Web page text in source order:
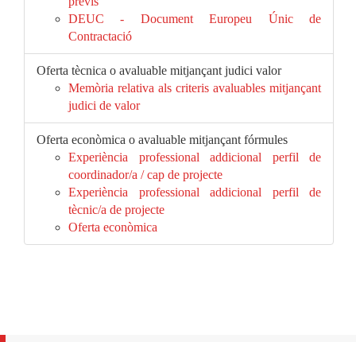
DEUC - Document Europeu Únic de
Contractació
Oferta tècnica o avaluable mitjançant judici valor
Memòria relativa als criteris avaluables mitjançant
judici de valor
Oferta econòmica o avaluable mitjançant fórmules
Experiència professional addicional perfil de
coordinador/a / cap de projecte
Experiència professional addicional perfil de
tècnic/a de projecte
Oferta econòmica